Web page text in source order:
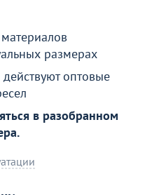
размерах
оптовые
в разобранном
Мора Атиллио